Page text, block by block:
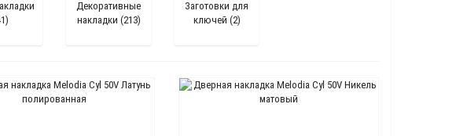
Декоративные
накладки (213)
Заготовки для
ключей (2)